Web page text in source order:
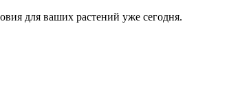
для ваших растений уже сегодня.